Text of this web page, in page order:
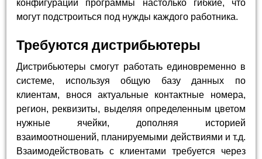
конфигурации программы настолько гибкие, что
могут подстроиться под нужды каждого работника.
Требуются дистрибьютеры
Дистрибьютеры смогут работать единовременно в
системе, используя общую базу данных по
клиентам, внося актуальные контактные номера,
регион, реквизиты, выделяя определенным цветом
нужные ячейки, дополняя историей
взаимоотношений, планируемыми действиями и т.д.
Взаимодействовать с клиентами требуется через